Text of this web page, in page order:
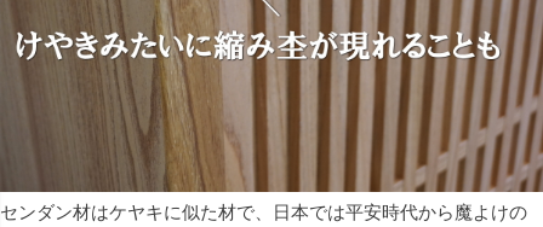
センダン材はケヤキに似た材で、日本では平安時代から魔よけの